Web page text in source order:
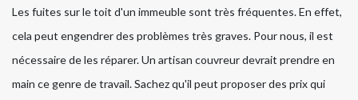
Les fuites sur le toit d'un immeuble sont très fréquentes. En effet,
cela peut engendrer des problèmes très graves. Pour nous, il est
nécessaire de les réparer. Un artisan couvreur devrait prendre en
main ce genre de travail. Sachez qu'il peut proposer des prix qui